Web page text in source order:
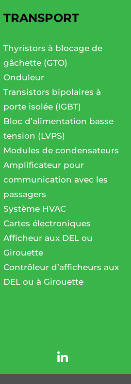
TRANSPORT
Thyristors à blocage de
gâchette (GTO)
Onduleur
Transistors bipolaires à
porte isolée (IGBT)
Bloc d’alimentation basse
tension (LVPS)
Modules de condensateurs
Amplificateur pour
communication avec les
passagers
Système HVAC
Cartes électroniques
Afficheur aux DEL ou
Girouette
Contrôleur d’afficheurs aux
DEL ou à Girouette